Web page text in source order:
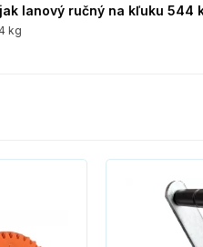
lanový ručný na kľuku 544
kg